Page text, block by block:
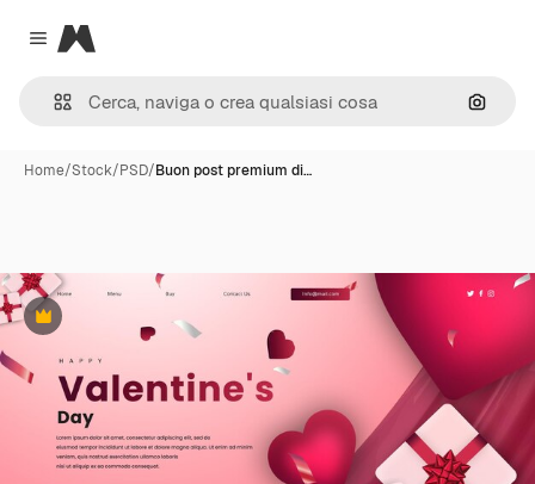
Close menu
Magnific
Cerca
Home/Stock/PSD/Buon post premium di…
Premium